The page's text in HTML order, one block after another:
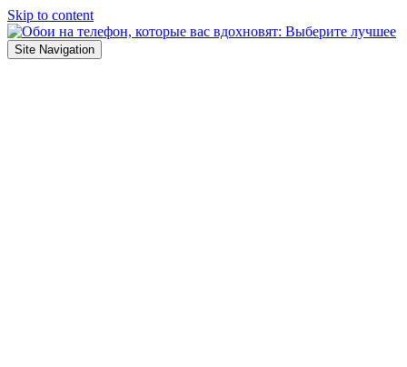
Skip to content
Site Navigation